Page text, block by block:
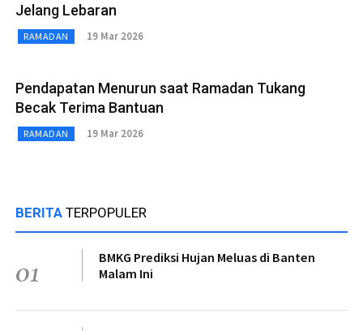
Jelang Lebaran
RAMADAN 19 Mar 2026
Pendapatan Menurun saat Ramadan Tukang
Becak Terima Bantuan
RAMADAN 19 Mar 2026
BERITA TERPOPULER
01
BMKG Prediksi Hujan Meluas di Banten
Malam Ini